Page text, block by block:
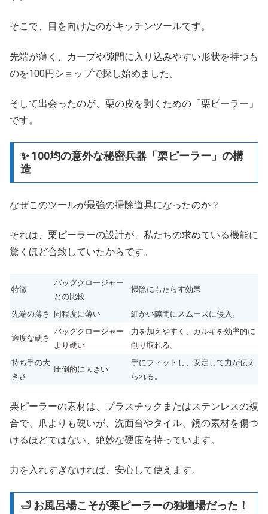
そこで、目を向けたのがキッチンツールです。
先端が薄く、カーブや隙間に入り込みやすい形状を持つも
のを100円ショップで探し始めました。
そして出会ったのが、栗の皮を剥くための「栗ピーラー」
です。
✨ 100均の意外な秘密兵器「栗ピーラー」の構
造
なぜこのツールが最強の掃除道具になったのか？
それは、栗ピーラーの設計が、私たちの求めている機能に
驚くほど合致していたからです。
特徴
バッグクロージャー
との比較
掃除にもたらす効果
先端の薄さ 同程度に薄い 細かい隙間にスムーズに侵入。
適度な硬さ
バッグクロージャー
より硬い
力を加えやすく、カルキを効率的に
削り取れる。
持ち手の大
きさ
圧倒的に大きい
手にフィットし、安定して力が伝え
られる。
栗ピーラーの素材は、プラスチックまたはステンレスの複
合で、爪よりも硬いが、洗面台やタイル、鏡の素材を傷つ
けるほどではない、絶妙な硬度を持っています。
力を入れすぎなければ、安心して使えます。
🛁 お風呂場こそが栗ピーラーの独壇場だった！